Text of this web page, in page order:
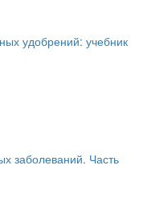
удобрений: учебник